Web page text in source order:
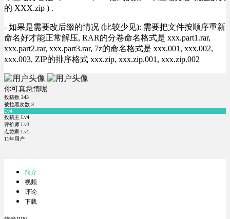
的 XXX.zip ) .
- 如果是需要改后缀的情况 (比较少见): 需要把文件按顺序重新
命名好才能正常解压, RAR的分卷命名格式是 xxx.part1.rar,
xxx.part2.rar, xxx.part3.rar, 7z的命名格式是 xxx.001, xxx.002,
xxx.003, ZIP的排序格式 xxx.zip, xxx.zip.001, xxx.zip.002
你可真怠惰呢
投稿数 243
被拉黑次数 3
Lv4
投稿主 Lv4
评价师 Lv3
点赞家 Lv1
11年用户
简介
视频
评论
下载